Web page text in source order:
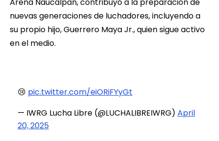
Arena Naucalpan, contribuyó a la preparación de
nuevas generaciones de luchadores, incluyendo a
su propio hijo, Guerrero Maya Jr., quien sigue activo
en el medio.
😢 pic.twitter.com/eiORiFYyGt
— IWRG Lucha Libre (@LUCHALIBREIWRG) April
20, 2025